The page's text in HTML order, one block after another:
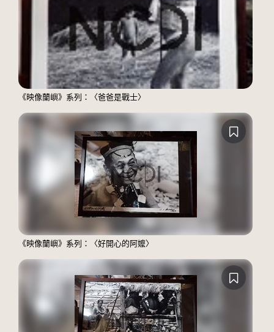
《映像蘭嶼》系列：〈爸爸是戰士〉
《映像蘭嶼》系列：〈好開心的阿嬤〉